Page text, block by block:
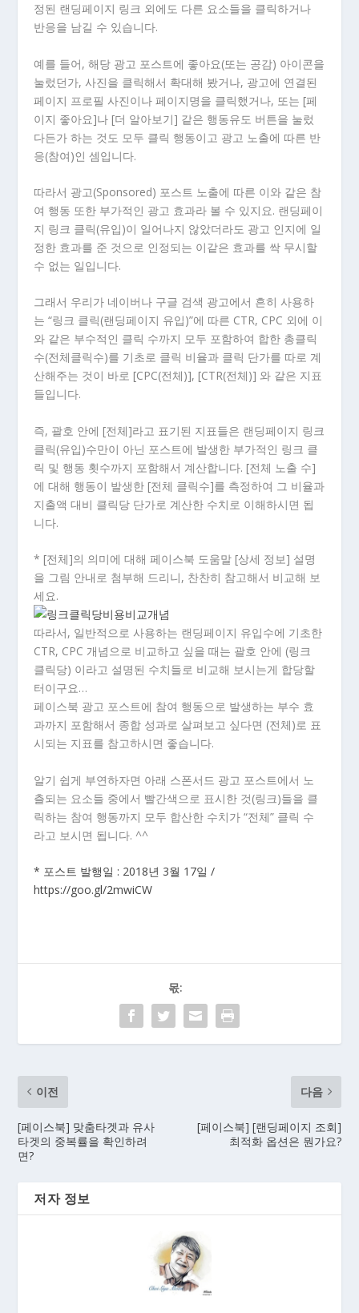
정된 랜딩페이지 링크 외에도 다른 요소들을 클릭하거나
반응을 남길 수 있습니다.
예를 들어, 해당 광고 포스트에 좋아요(또는 공감) 아이콘을
눌렀던가, 사진을 클릭해서 확대해 봤거나, 광고에 연결된
페이지 프로필 사진이나 페이지명을 클릭했거나, 또는 [페
이지 좋아요]나 [더 알아보기] 같은 행동유도 버튼을 눌렀
다든가 하는 것도 모두 클릭 행동이고 광고 노출에 따른 반
응(참여)인 셈입니다.
따라서 광고(Sponsored) 포스트 노출에 따른 이와 같은 참
여 행동 또한 부가적인 광고 효과라 볼 수 있지요. 랜딩페이
지 링크 클릭(유입)이 일어나지 않았더라도 광고 인지에 일
정한 효과를 준 것으로 인정되는 이같은 효과를 싹 무시할
수 없는 일입니다.
그래서 우리가 네이버나 구글 검색 광고에서 흔히 사용하
는 “링크 클릭(랜딩페이지 유입)”에 따른 CTR, CPC 외에 이
와 같은 부수적인 클릭 수까지 모두 포함하여 합한 총클릭
수(전체클릭수)를 기초로 클릭 비율과 클릭 단가를 따로 계
산해주는 것이 바로 [CPC(전체)], [CTR(전체)] 와 같은 지표
들입니다.
즉, 괄호 안에 [전체]라고 표기된 지표들은 랜딩페이지 링크
클릭(유입)수만이 아닌 포스트에 발생한 부가적인 링크 클
릭 및 행동 횟수까지 포함해서 계산합니다. [전체 노출 수]
에 대해 행동이 발생한 [전체 클릭수]를 측정하여 그 비율과
지출액 대비 클릭당 단가로 계산한 수치로 이해하시면 됩
니다.
* [전체]의 의미에 대해 페이스북 도움말 [상세 정보] 설명
을 그림 안내로 첨부해 드리니, 찬찬히 참고해서 비교해 보
세요.
따라서, 일반적으로 사용하는 랜딩페이지 유입수에 기초한
CTR, CPC 개념으로 비교하고 싶을 때는 괄호 안에 (링크
클릭당) 이라고 설명된 수치들로 비교해 보시는게 합당할
터이구요…
페이스북 광고 포스트에 참여 행동으로 발생하는 부수 효
과까지 포함해서 종합 성과로 살펴보고 싶다면 (전체)로 표
시되는 지표를 참고하시면 좋습니다.
알기 쉽게 부연하자면 아래 스폰서드 광고 포스트에서 노
츨되는 요소들 중에서 빨간색으로 표시한 것(링크)들을 클
릭하는 참여 행동까지 모두 합산한 수치가 “전체” 클릭 수
라고 보시면 됩니다. ^^
* 포스트 발행일 : 2018년 3월 17일 /
https://goo.gl/2mwiCW
몫:
이전
[페이스북] 맞춤타겟과 유사
타겟의 중복률을 확인하려
면?
다음
[페이스북] [랜딩페이지 조회]
최적화 옵션은 뭔가요?
저자 정보